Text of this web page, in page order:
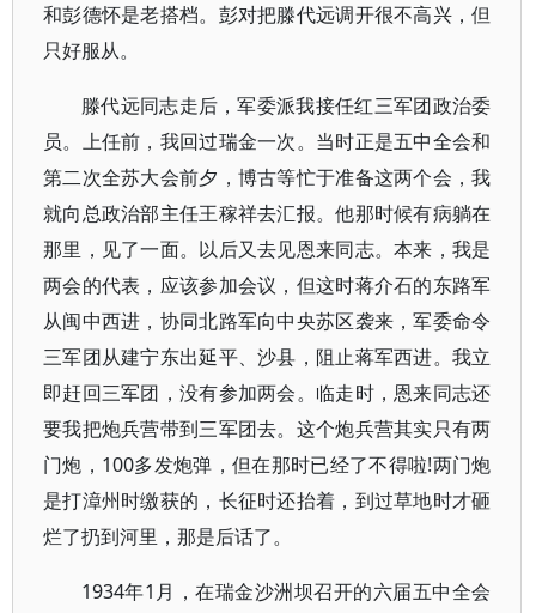
和彭德怀是老搭档。彭对把滕代远调开很不高兴，但
只好服从。
滕代远同志走后，军委派我接任红三军团政治委
员。上任前，我回过瑞金一次。当时正是五中全会和
第二次全苏大会前夕，博古等忙于准备这两个会，我
就向总政治部主任王稼祥去汇报。他那时候有病躺在
那里，见了一面。以后又去见恩来同志。本来，我是
两会的代表，应该参加会议，但这时蒋介石的东路军
从闽中西进，协同北路军向中央苏区袭来，军委命令
三军团从建宁东出延平、沙县，阻止蒋军西进。我立
即赶回三军团，没有参加两会。临走时，恩来同志还
要我把炮兵营带到三军团去。这个炮兵营其实只有两
门炮，100多发炮弹，但在那时已经了不得啦!两门炮
是打漳州时缴获的，长征时还抬着，到过草地时才砸
烂了扔到河里，那是后话了。
1934年1月，在瑞金沙洲坝召开的六届五中全会